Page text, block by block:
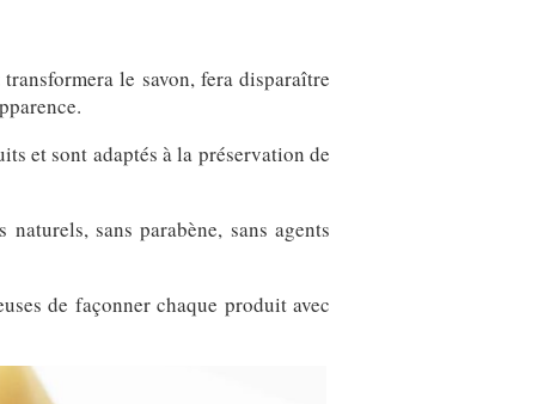
le savon, fera disparaître
et sont adaptés à la préservation de
sans parabène, sans agents
de façonner chaque produit avec